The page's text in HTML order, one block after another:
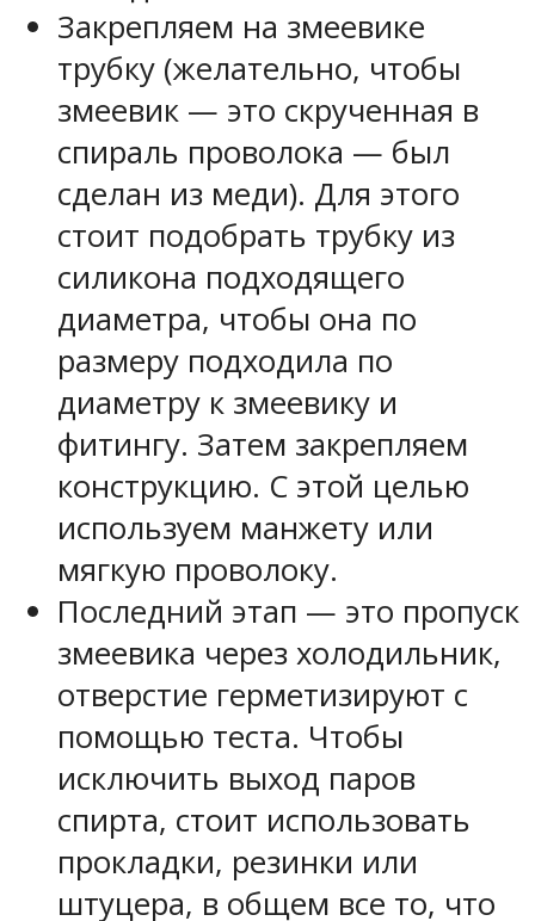
Закрепляем на змеевике
трубку (желательно, чтобы
змеевик — это скрученная в
спираль проволока — был
сделан из меди). Для этого
стоит подобрать трубку из
силикона подходящего
диаметра, чтобы она по
размеру подходила по
диаметру к змеевику и
фитингу. Затем закрепляем
конструкцию. С этой целью
используем манжету или
мягкую проволоку.
Последний этап — это пропуск
змеевика через холодильник,
отверстие герметизируют с
помощью теста. Чтобы
исключить выход паров
спирта, стоит использовать
прокладки, резинки или
штуцера, в общем все то, что